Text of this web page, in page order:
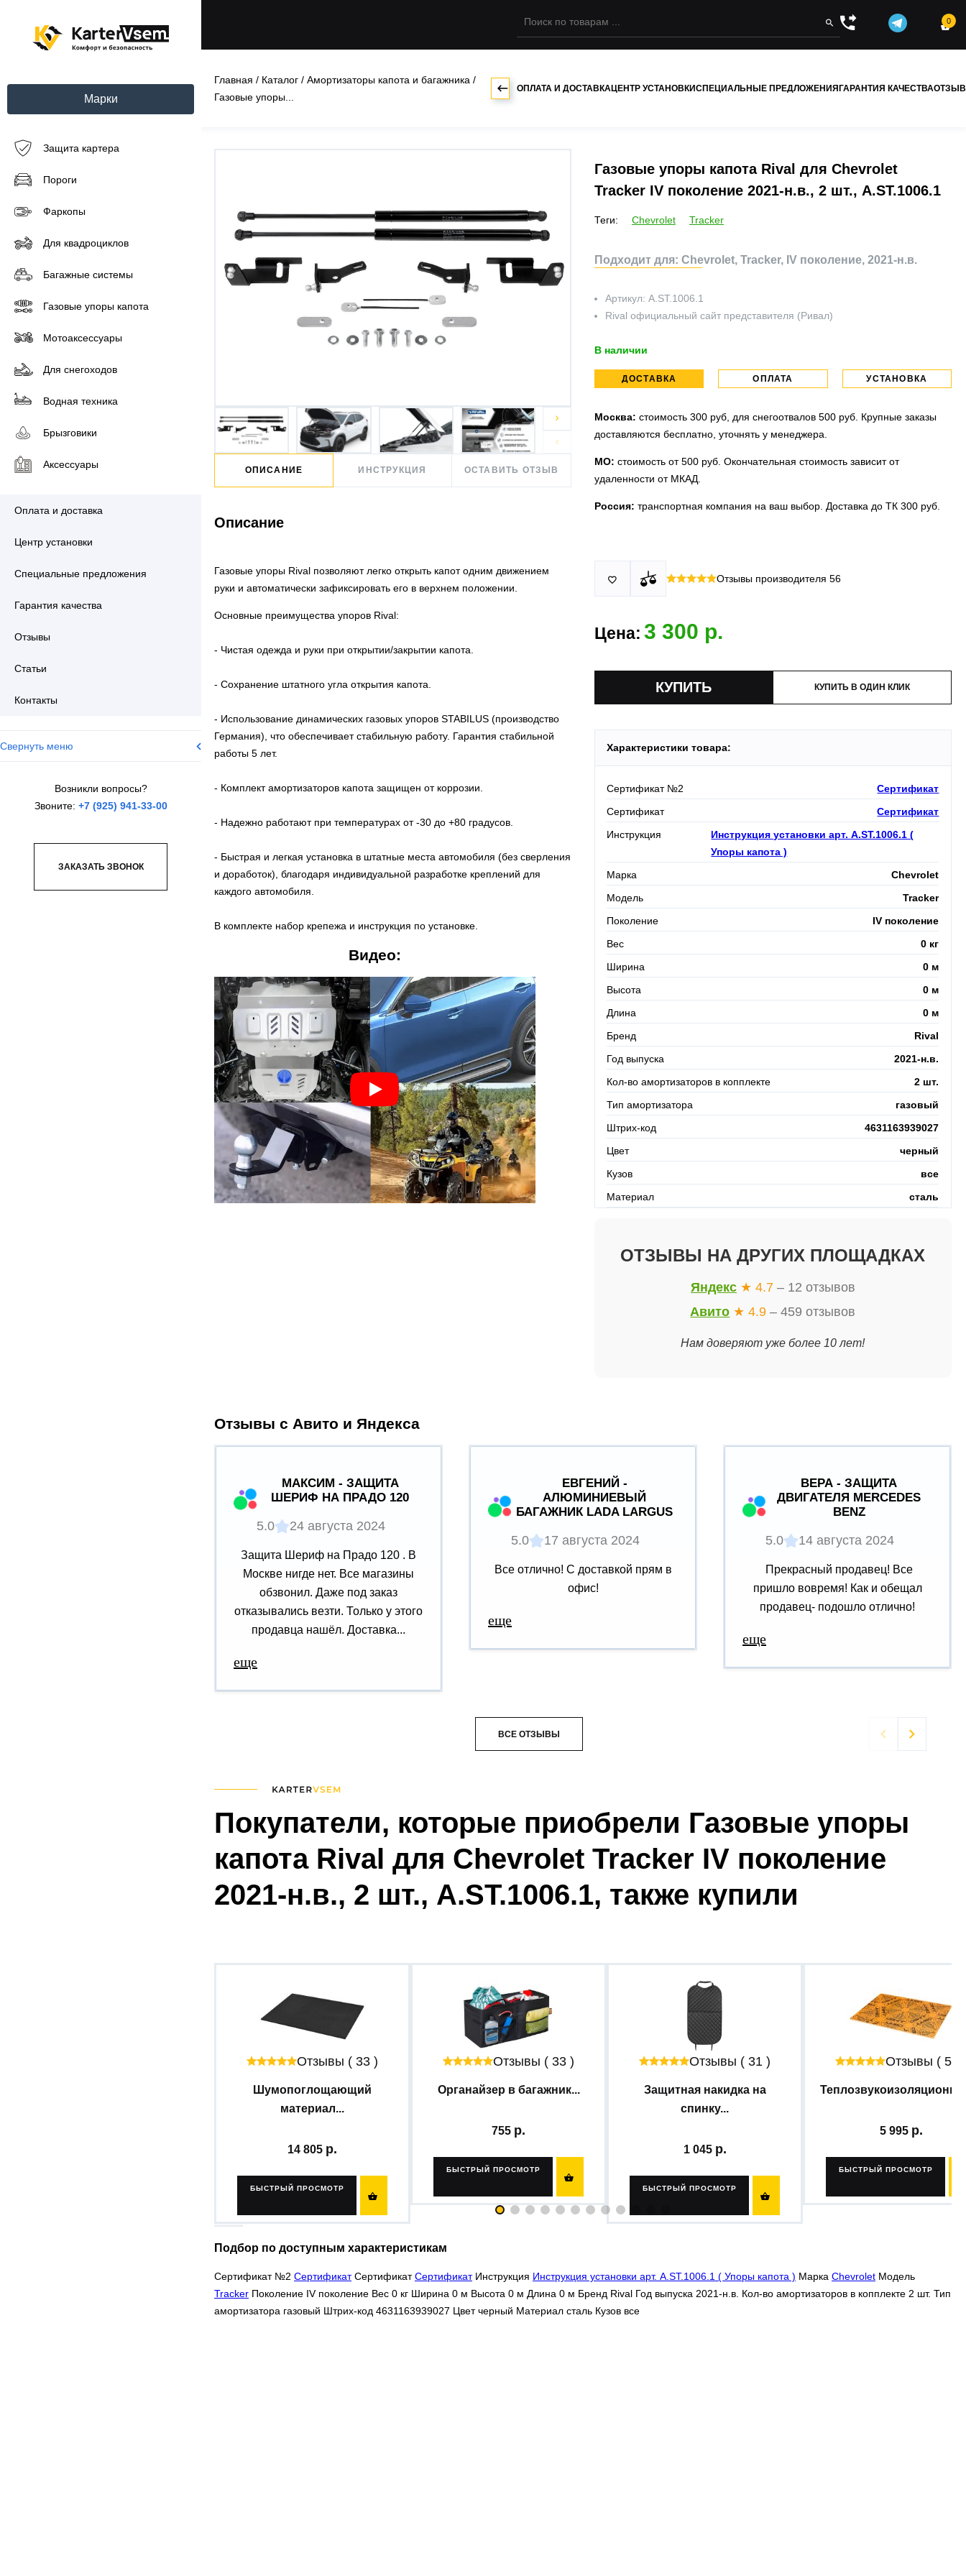
Марки
Защита картера
Пороги
Фаркопы
Для квадроциклов
Багажные системы
Газовые упоры капота
Мотоаксессуары
Для снегоходов
Водная техника
Брызговики
Аксессуары
Оплата и доставка
Центр установки
Специальные предложения
Гарантия качества
Отзывы
Статьи
Контакты
Свернуть меню
Возникли вопросы?
Звоните: +7 (925) 941-33-00
ЗАКАЗАТЬ ЗВОНОК
 
0
Главная / Каталог / Амортизаторы капота и багажника /
Газовые упоры...
ОПЛАТА И ДОСТАВКАЦЕНТР УСТАНОВКИСПЕЦИАЛЬНЫЕ ПРЕДЛОЖЕНИЯГАРАНТИЯ КАЧЕСТВА


ОПИСАНИЕ
Описание
Газовые упоры Rival позволяют легко открыть капот одним движением
руки и автоматически зафиксировать его в верхнем положении.
Основные преимущества упоров Rival:
- Чистая одежда и руки при открытии/закрытии капота.
- Сохранение штатного угла открытия капота.
- Использование динамических газовых упоров STABILUS (производство
Германия), что обеспечивает стабильную работу. Гарантия стабильной
работы 5 лет.
- Комплект амортизаторов капота защищен от коррозии.
- Надежно работают при температурах от -30 до +80 градусов.
- Быстрая и легкая установка в штатные места автомобиля (без сверления
и доработок), благодаря индивидуальной разработке креплений для
каждого автомобиля.
В комплекте набор крепежа и инструкция по установке.
Видео:
ИНСТРУКЦИЯ ОСТАВИТЬ ОТЗЫВ
Газовые упоры капота Rival для Chevrolet
Tracker IV поколение 2021-н.в., 2 шт., A.ST.1006.1
Теги: Chevrolet Tracker
Подходит для: Chevrolet, Tracker, IV поколение, 2021-н.в.
Артикул: A.ST.1006.1
Rival официальный сайт представителя (Ривал)
В наличии
ДОСТАВКА ОПЛАТА УСТАНОВКА
Москва: стоимость 300 руб, для снегоотвалов 500 руб. Крупные заказы
доставляются бесплатно, уточнять у менеджера.
МО: стоимость от 500 руб. Окончательная стоимость зависит от
удаленности от МКАД.
Россия: транспортная компания на ваш выбор. Доставка до ТК 300 руб.
юридических лиц можно оплатить по счету.
проверить товар.
п.Немчиновка, ул.Московская д 7.
Действует акция:скидка 25%
 Отзывы производителя 56
Цена: 3 300
КУПИТЬ В ОДИН КЛИК
Характеристики товара:
Сертификат №2
Сертификат
Сертификат
Сертификат
Инструкция
Инструкция установки арт. A.ST.1006.1 (
Упоры капота )
Марка
Chevrolet
Модель
Tracker
Поколение
IV поколение
Вес
0 кг
Ширина
0 м
Высота
0 м
Длина
0 м
Бренд
Rival
Год выпуска
2021-н.в.
Кол-во амортизаторов в копплекте
2 шт.
Тип амортизатора
газовый
Штрих-код
4631163939027
Цвет
черный
Кузов
все
Материал
сталь
ОТЗЫВЫ НА ДРУГИХ ПЛОЩАДКАХ
Яндекс ★ 4.7 – 12 отзывов
Авито ★ 4.9 – 459 отзывов
Нам доверяют уже более 10 лет!
Отзывы с Авито и Яндекса
МАКСИМ - ЗАЩИТА
ШЕРИФ НА ПРАДО 120
5.0 24 августа 2024
Защита Шериф на Прадо 120 . В
Москве нигде нет. Все магазины
обзвонил. Даже под заказ
отказывались везти. Только у этого
продавца нашёл. Доставка...
еще
ЕВГЕНИЙ -
АЛЮМИНИЕВЫЙ
БАГАЖНИК LADA LARGUS
5.0 17 августа 2024
Все отлично! С доставкой прям в
офис!
еще
ВЕРА - ЗАЩИТА
ДВИГАТЕЛЯ MERCEDES
BENZ
5.0 14 августа 2024
Прекрасный продавец! Все
пришло вовремя! Как и обещал
продавец- подошло отлично!
еще
ВСЕ ОТЗЫВЫ  
Покупатели, которые приобрели Газовые упоры
капота Rival для Chevrolet Tracker IV поколение
2021-н.в., 2 шт., A.ST.1006.1, также купили
Отзывы ( 33 )
Шумопоглощающий
материал...
14 805
БЫСТРЫЙ ПРОСМОТР

Отзывы ( 33 )
Органайзер в багажник...
755
БЫСТРЫЙ ПРОСМОТР

Отзывы ( 31 )
Защитная накидка на
спинку...
1 045
БЫСТРЫЙ ПРОСМОТР

Отзывы ( 56 )
5 995
БЫСТРЫЙ ПРОСМОТР
Подбор по доступным характеристикам
Сертификат №2 СертификатСертификатСертификатИнструкция Инструкция установки арт. A.ST.1006.1 ( Упоры капота ) Марка Chevrolet Модель
Tracker Поколение IV поколение Вес 0 кг Ширина 0 м Высота 0 м Длина 0 м Бренд Rival Год выпуска 2021-н.в. Кол-во амортизаторов в копплекте 2 шт. Тип
амортизатора газовый Штрих-код 4631163939027 Цветчерный Материал сталь Кузов все